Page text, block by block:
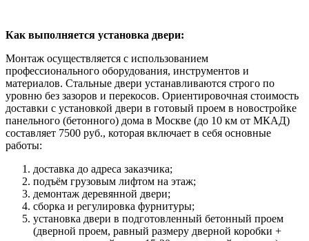
Как выполняется установка двери:
Монтаж осуществляется с использованием
профессионального оборудования, инструментов и
материалов. Стальные двери устанавливаются строго по
уровню без зазоров и перекосов. Ориентировочная стоимость
доставки с установкой двери в готовый проем в новостройке
панельного (бетонного) дома в Москве (до 10 км от МКАД)
составляет 7500 руб., которая включает в себя основные
работы:
доставка до адреса заказчика;
подъём грузовым лифтом на этаж;
демонтаж деревянной двери;
сборка и регулировка фурнитуры;
установка двери в подготовленный бетонный проем
(дверной проем, равный размеру дверной коробки +